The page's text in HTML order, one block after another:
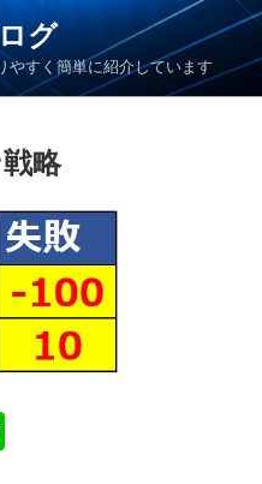
グ
やすく簡単に紹介しています
略